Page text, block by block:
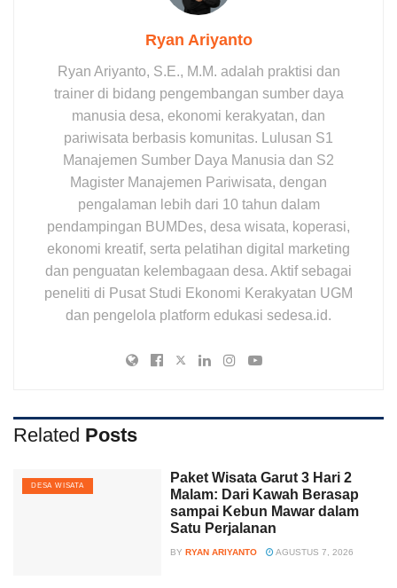
Ryan Ariyanto
Ryan Ariyanto, S.E., M.M. adalah praktisi dan
trainer di bidang pengembangan sumber daya
manusia desa, ekonomi kerakyatan, dan
pariwisata berbasis komunitas. Lulusan S1
Manajemen Sumber Daya Manusia dan S2
Magister Manajemen Pariwisata, dengan
pengalaman lebih dari 10 tahun dalam
pendampingan BUMDes, desa wisata, koperasi,
ekonomi kreatif, serta pelatihan digital marketing
dan penguatan kelembagaan desa. Aktif sebagai
peneliti di Pusat Studi Ekonomi Kerakyatan UGM
dan pengelola platform edukasi sedesa.id.
Related Posts
DESA WISATA
Paket Wisata Garut 3 Hari 2
Malam: Dari Kawah Berasap
sampai Kebun Mawar dalam
Satu Perjalanan
BY RYAN ARIYANTO AGUSTUS 7, 2026